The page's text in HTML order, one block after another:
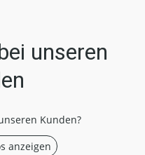
unseren
Kunden?
anzeigen